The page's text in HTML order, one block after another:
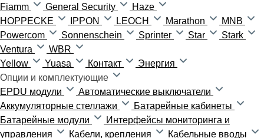
Fiamm
General Security
Haze
HOPPECKE
IPPON LEOCH Marathon
MNB
Powercom
Sonnenschein Sprinter Star
Stark
Ventura
WBR
Yellow
Yuasa Контакт
Энергия
Опции и комплектующие
EPDU модули
Автоматические выключатели
Аккумуляторные стеллажи
Батарейные кабинеты
Батарейные модули
Интерфейсы мониторинга и
управления
Кабели, крепления
Кабельные вводы